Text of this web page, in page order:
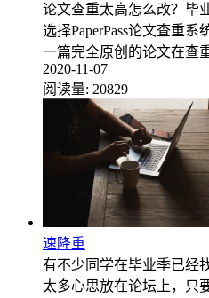
论文查重太高怎么改？毕
选择PaperPass论文查重系
一篇完全原创的论文在查
2020-11-07
阅读量: 20829
速降重
有不少同学在毕业季已经
太多心思放在论坛上，只